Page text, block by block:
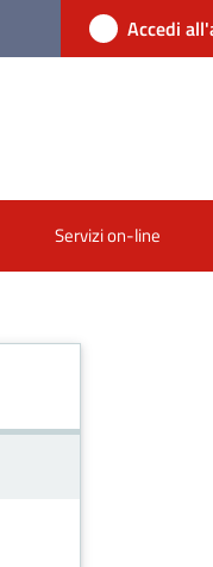
Accedi
Servizi on-line